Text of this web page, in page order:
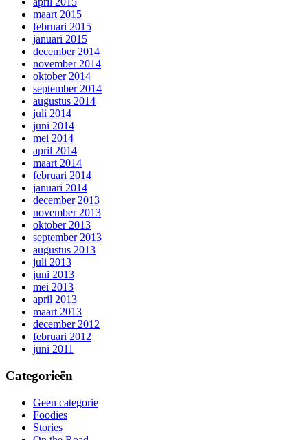
maart 2015
februari 2015
januari 2015
december 2014
november 2014
oktober 2014
september 2014
augustus 2014
juli 2014
juni 2014
mei 2014
april 2014
maart 2014
februari 2014
januari 2014
december 2013
november 2013
oktober 2013
september 2013
augustus 2013
juli 2013
juni 2013
mei 2013
april 2013
maart 2013
december 2012
februari 2012
juni 2011
Categorieën
Geen categorie
Foodies
Stories